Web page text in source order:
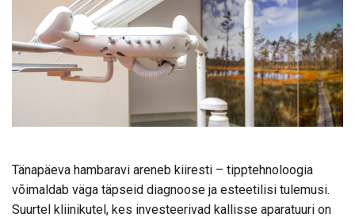
Tänapäeva hambaravi areneb kiiresti – tipptehnoloogia
võimaldab väga täpseid diagnoose ja esteetilisi tulemusi.
Suurtel kliinikutel, kes investeerivad kallisse aparatuuri on